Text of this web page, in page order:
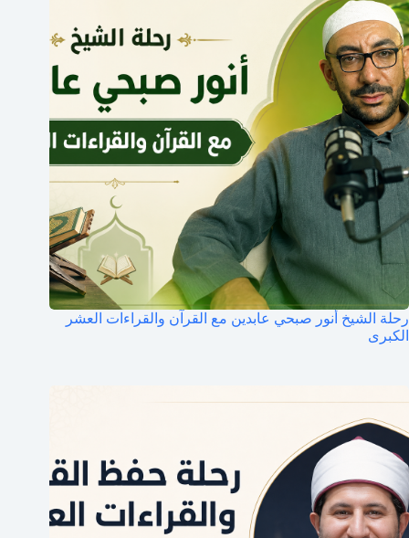
رحلة الشيخ أنور صبحي عابدين مع القرآن والقراءات العشر
الكبرى